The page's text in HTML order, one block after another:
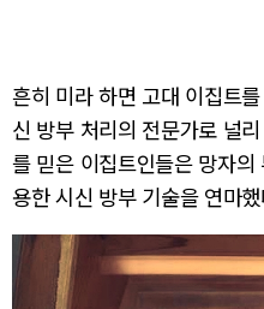
흔히 미라 하면 고대 이집트
신 방부 처리의 전문가로 널
를 믿은 이집트인들은 망자
용한 시신 방부 기술을 연마